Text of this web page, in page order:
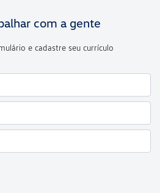
com a gente
e cadastre seu currículo